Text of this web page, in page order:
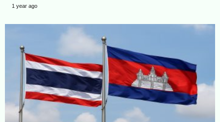
1 year ago